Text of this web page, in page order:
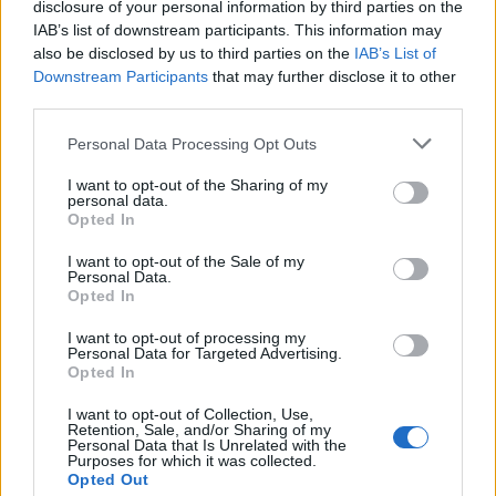
disclosure of your personal information by third parties on the
IAB’s list of downstream participants. This information may
also be disclosed by us to third parties on the IAB’s List of
Downstream Participants that may further disclose it to other
Personal Data Processing Opt Outs
I want to opt-out of the Sharing of my
personal data.
Opted In
I want to opt-out of the Sale of my
Personal Data.
Opted In
I want to opt-out of processing my
Personal Data for Targeted Advertising.
Opted In
I want to opt-out of Collection, Use,
Retention, Sale, and/or Sharing of my
Personal Data that Is Unrelated with the
Purposes for which it was collected.
Opted Out
Περισσότερα Θέματα
Entertainment
ENTERTAINMENT
στη Μύκονο – Οι
φωτογραφίες της